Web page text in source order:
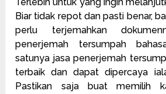
Biar tidak repot dan pasti benar,
perlu terjemahkan
penerjemah tersumpah
satunya jasa penerjemah
terbaik dan dapat dipercaya
Pastikan saja buat memilih